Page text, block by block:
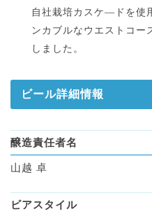
自社栽培カスケ―ドを使
ンカブルなウエストコー
しました。
ビール詳細情報
醸造責任者名
山越 卓
ビアスタイル